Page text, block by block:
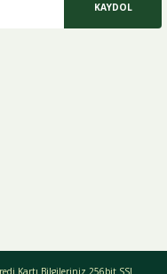
KAYDOL
Kartı Bilgileriniz 256bit SSL